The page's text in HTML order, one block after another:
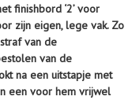
finishbord ‘2’ voor
zijn eigen, lege vak. Zo
van de
van de
na een uitstapje met
een voor hem vrijwel